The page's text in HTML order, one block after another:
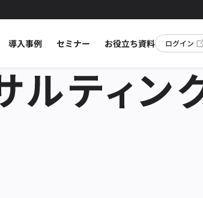
導入事例 セミナー お役立ち資料 ログイン